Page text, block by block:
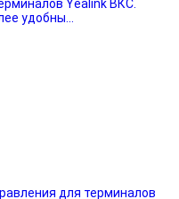
Yealink ВКС.
удобны...
для терминалов